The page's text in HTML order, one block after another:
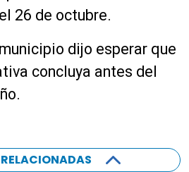
26 de octubre.
dijo esperar que
concluya antes del